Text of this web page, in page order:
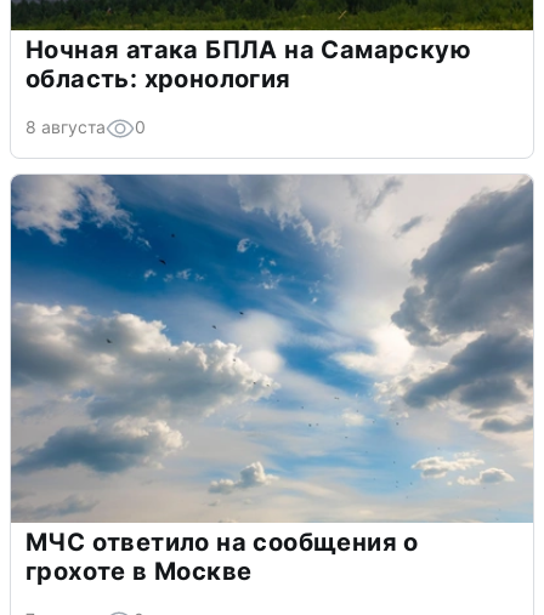
Ночная атака БПЛА на Самарскую
область: хронология
8 августа 0
МЧС ответило на сообщения о
грохоте в Москве